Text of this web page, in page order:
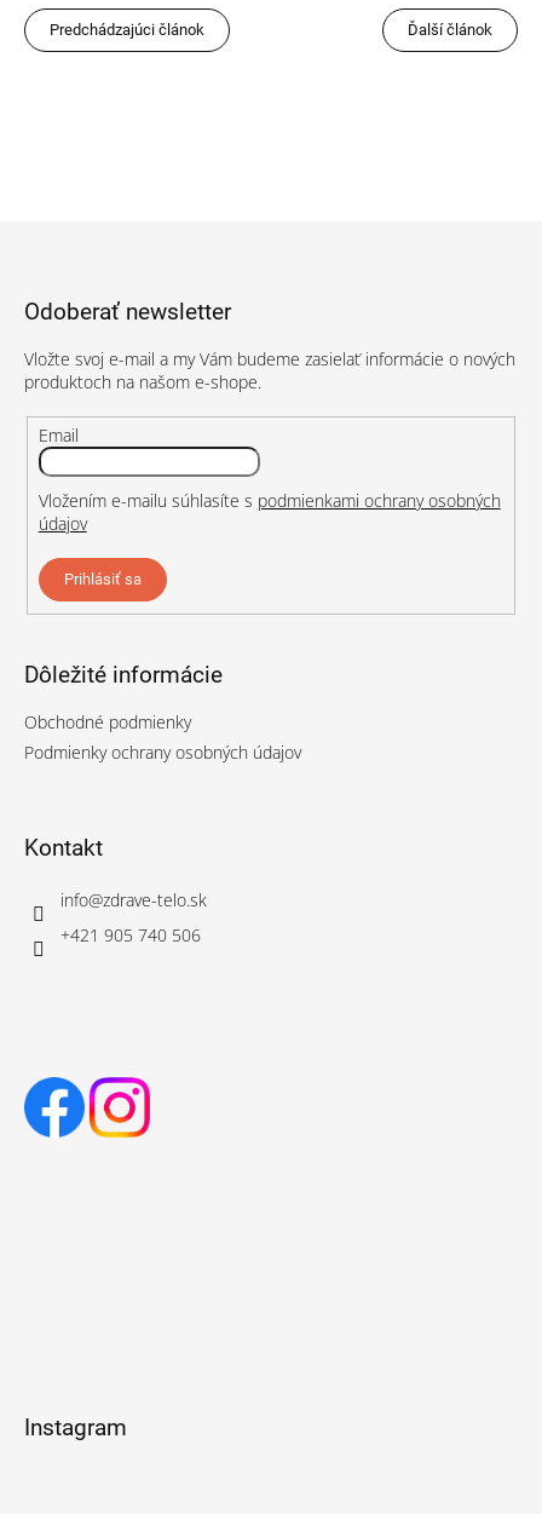
Predchádzajúci článok Ďalší článok
Odoberať newsletter
Vložte svoj e-mail a my Vám budeme zasielať informácie o nových
produktoch na našom e-shope.
Email
Vložením e-mailu súhlasíte s podmienkami ochrany osobných
údajov
Prihlásiť sa
Dôležité informácie
Obchodné podmienky
Podmienky ochrany osobných údajov
Kontakt
info@zdrave-telo.sk
+421 905 740 506
Instagram